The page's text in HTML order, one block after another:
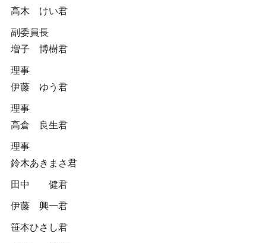
高木 けい君
副委員長
増子 博樹君
理事
伊藤 ゆう君
理事
高倉 良生君
理事
鈴木あきまさ君
田中 健君
伊藤 興一君
笹本ひさし君